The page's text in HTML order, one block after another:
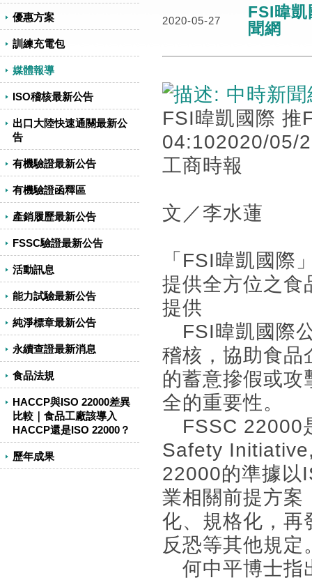
優惠方案
訓練充電包
媒體報導
ISO稽核最新公告
出口大陸快速通關最新公
告
有機驗證最新公告
有機驗證函釋區
產銷履歷最新公告
FSSC驗證最新公告
活動訊息
能力試驗最新公告
純淨標章最新公告
永續查證最新消息
食品法規
HACCP與ISO 22000差異
比較｜食品工廠該導入
HACCP還是ISO 22000？
歷年成果
2020-05-27
FSI暐
聞網
FSI暐凱國際 推
04:102020/05/
工商時報
文／李水蓮
「FSI暐凱國際
提供全方位之食
提供
FSI暐凱國際
稽核，協助食品
的蓄意摻假或攻
全的重要性。
FSSC 22000
Safety
22000的準據以
業相關前提方
化、規格化，再
反恐等其他規定
何中平博士指